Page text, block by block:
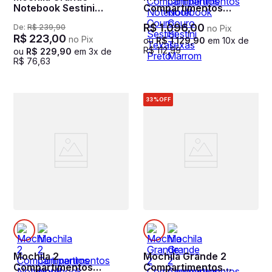
Notebook Sestini
De: R$ 239,90
R$ 223,00 no Pix
ou R$ 229 90 em 3x de
R$ 76 63
Compartimentos
Notebook Couro Sestini
Texas Preto
R$1.096,00 no Pix
ouR$ 1.129,90 em 10x de
R$ 112,99
Mochila 2
Compartimentos
33%OFF
Mochila Grande 2
Compartimentos